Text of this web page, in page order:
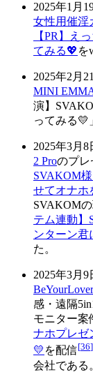
2025年1月
女性用催淫
【PR】え
てみる💖 を
2025年2月
MINI
演】
ってみる💛
2025年3月
2 Proのプレ
SVAKOM
せてオナホ
SVAKOM
テム連動】
ンターン君
た。
2025年3月
BeYourLover
感・遠隔
モニター案
ナホプレゼ
💛 を配信[36]
会社である